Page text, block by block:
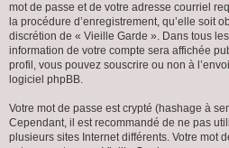
mot de passe et de votre adresse courriel
la procédure d’enregistrement, qu’elle soit
discrétion de « Vieille Garde ». Dans tous
information de votre compte sera affichée
profil, vous pouvez souscrire ou non à
logiciel phpBB.
Votre mot de passe est crypté (hashage à
Cependant, il est recommandé de ne pas
plusieurs sites Internet différents. Votre mot